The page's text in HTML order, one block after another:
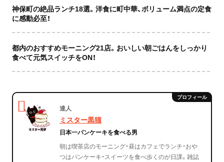
神保町の絶品ランチ18選。洋食に町中華、ボリューム満点の定食
に感動必至！
都内のおすすめモーニング21店。おいしい朝ごはんをしっかり
食べて元気スイッチをON！
達人
ミスター黒猫
日本一パンケーキを食べる男
朝は喫茶店のモーニング・昼はカフェでランチ・おや
つはパンケーキ・スイーツを食べ歩くのが日課。雑誌